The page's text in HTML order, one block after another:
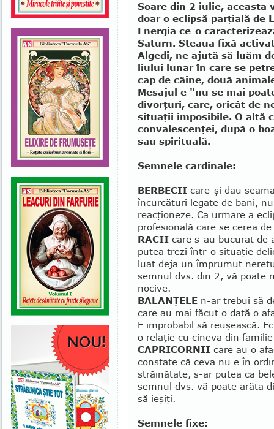
Soare din 2 iulie, aceasta
doar o eclipsă parţială de
Energia ce-o
Saturn. Stea­ua fixă
Algedi, ne ajută să luăm
liului lunar în care se
cap de câine, două
Mesajul e "nu se mai
divorţuri, care, oricât de
situaţii imposibile. O altă
conva­les­cen­ţei, după o
sau spirituală.
Semnele cardinale:
BERBECII care-şi dau
încurcături legate de bani,
reacţioneze. Ca urmare a
profesională care se cerea
RACII care s-au bucurat de
putea trezi într-o situaţie
luat deja un împrumut
semnul dvs. din 2, vă poate
nocive.
BALANŢELE n-ar trebui să
care au mai făcut o dată o
E improbabil să reuşească.
o relaţie cu cineva din
CAPRICORNII care au o
constate că ceva nu e în
străinătate, s-ar putea ca
semnul dvs. vă poate arăta
să ieşiţi.
Semnele fixe: